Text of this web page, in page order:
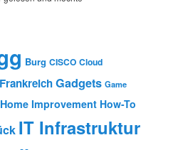
Burg CISCO Cloud
FrankreichGadgets Game
Home Improvement How-To
IT Infrastruktur